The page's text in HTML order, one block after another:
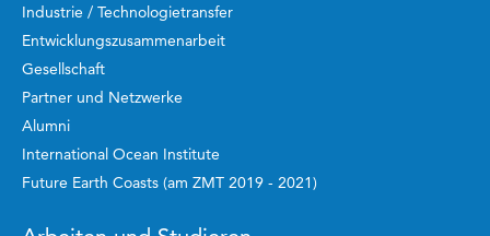
Industrie / Technologietransfer
Entwicklungszusammenarbeit
Gesellschaft
Partner und Netzwerke
Alumni
International Ocean Institute
Future Earth Coasts (am ZMT 2019 - 2021)